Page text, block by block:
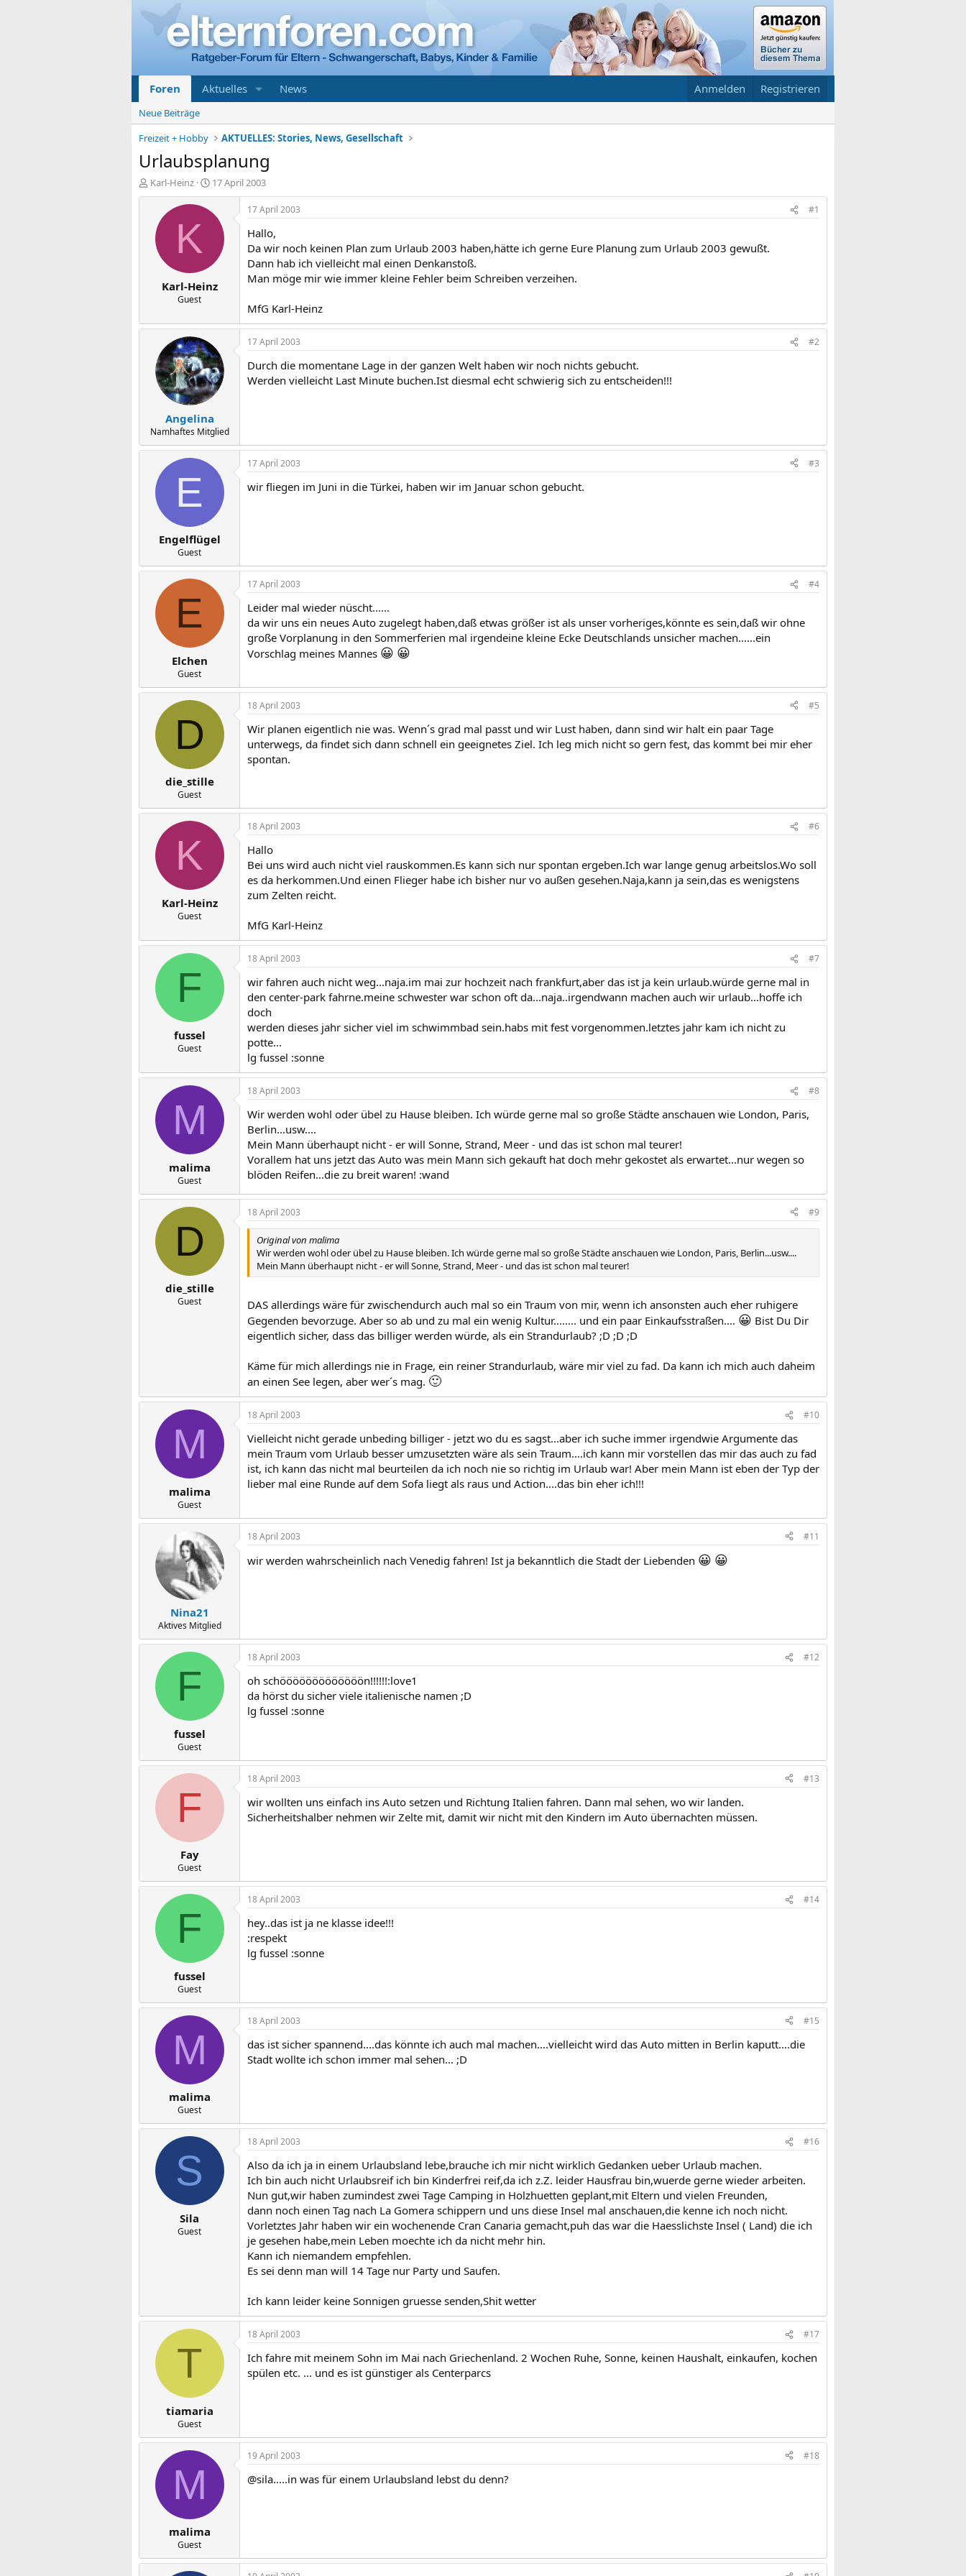
Foren Aktuelles News Anmelden Registrieren
Neue Beiträge
Freizeit + Hobby
AKTUELLES: Stories, News, Gesellschaft
Urlaubsplanung
E
r
Karl-Heinz
E
r
a
17 April 2003
K
Karl-Heinz
Guest
17 April 2003 #1
Hallo,
Da wir noch keinen Plan zum Urlaub 2003 haben,hätte ich gerne Eure Planung zum Urlaub 2003 gewußt.
Dann hab ich vielleicht mal einen Denkanstoß.
Man möge mir wie immer kleine Fehler beim Schreiben verzeihen.
MfG Karl-Heinz
Angelina
Namhaftes Mitglied
17 April 2003 #2
Durch die momentane Lage in der ganzen Welt haben wir noch nichts gebucht.
Werden vielleicht Last Minute buchen.Ist diesmal echt schwierig sich zu entscheiden!!!
E
Engelflügel
Guest
17 April 2003 #3
wir fliegen im Juni in die Türkei, haben wir im Januar schon gebucht.
E
Elchen
Guest
17 April 2003 #4
Leider mal wieder nüscht......
da wir uns ein neues Auto zugelegt haben,daß etwas größer ist als unser vorheriges,könnte es sein,daß wir ohne
große Vorplanung in den Sommerferien mal irgendeine kleine Ecke Deutschlands unsicher machen......ein
Vorschlag meines Mannes 😀 😀
D
die_stille
Guest
18 April 2003 #5
Wir planen eigentlich nie was. Wenn´s grad mal passt und wir Lust haben, dann sind wir halt ein paar Tage
unterwegs, da findet sich dann schnell ein geeignetes Ziel. Ich leg mich nicht so gern fest, das kommt bei mir eher
spontan.
K
Karl-Heinz
Guest
18 April 2003 #6
Hallo
Bei uns wird auch nicht viel rauskommen.Es kann sich nur spontan ergeben.Ich war lange genug arbeitslos.Wo soll
es da herkommen.Und einen Flieger habe ich bisher nur vo außen gesehen.Naja,kann ja sein,das es wenigstens
zum Zelten reicht.
MfG Karl-Heinz
F
fussel
Guest
18 April 2003 #7
wir fahren auch nicht weg...naja.im mai zur hochzeit nach frankfurt,aber das ist ja kein urlaub.würde gerne mal in
den center-park fahrne.meine schwester war schon oft da...naja..irgendwann machen auch wir urlaub...hoffe ich
doch
werden dieses jahr sicher viel im schwimmbad sein.habs mit fest vorgenommen.letztes jahr kam ich nicht zu
potte...
lg fussel :sonne
M
malima
Guest
18 April 2003 #8
Wir werden wohl oder übel zu Hause bleiben. Ich würde gerne mal so große Städte anschauen wie London, Paris,
Berlin...usw....
Mein Mann überhaupt nicht - er will Sonne, Strand, Meer - und das ist schon mal teurer!
Vorallem hat uns jetzt das Auto was mein Mann sich gekauft hat doch mehr gekostet als erwartet...nur wegen so
blöden Reifen...die zu breit waren! :wand
D
die_stille
Guest
18 April 2003 #9
Original von malima
Wir werden wohl oder übel zu Hause bleiben. Ich würde gerne mal so große Städte anschauen wie London, Paris, Berlin...usw....
Mein Mann überhaupt nicht - er will Sonne, Strand, Meer - und das ist schon mal teurer!
DAS allerdings wäre für zwischendurch auch mal so ein Traum von mir, wenn ich ansonsten auch eher ruhigere
Gegenden bevorzuge. Aber so ab und zu mal ein wenig Kultur........ und ein paar Einkaufsstraßen.... 😀 Bist Du Dir
eigentlich sicher, dass das billiger werden würde, als ein Strandurlaub? ;D ;D ;D
Käme für mich allerdings nie in Frage, ein reiner Strandurlaub, wäre mir viel zu fad. Da kann ich mich auch daheim
an einen See legen, aber wer´s mag. 🙂
M
malima
Guest
18 April 2003 #10
Vielleicht nicht gerade unbeding billiger - jetzt wo du es sagst...aber ich suche immer irgendwie Argumente das
mein Traum vom Urlaub besser umzusetzten wäre als sein Traum....ich kann mir vorstellen das mir das auch zu fad
ist, ich kann das nicht mal beurteilen da ich noch nie so richtig im Urlaub war! Aber mein Mann ist eben der Typ der
lieber mal eine Runde auf dem Sofa liegt als raus und Action....das bin eher ich!!!
Nina21
Aktives Mitglied
18 April 2003 #11
wir werden wahrscheinlich nach Venedig fahren! Ist ja bekanntlich die Stadt der Liebenden 😀 😀
F
fussel
Guest
18 April 2003 #12
oh schööööööööööööön!!!!!!:love1
da hörst du sicher viele italienische namen ;D
lg fussel :sonne
F
Fay
Guest
18 April 2003 #13
wir wollten uns einfach ins Auto setzen und Richtung Italien fahren. Dann mal sehen, wo wir landen.
Sicherheitshalber nehmen wir Zelte mit, damit wir nicht mit den Kindern im Auto übernachten müssen.
F
fussel
Guest
18 April 2003 #14
hey..das ist ja ne klasse idee!!!
:respekt
lg fussel :sonne
M
malima
Guest
18 April 2003 #15
das ist sicher spannend....das könnte ich auch mal machen....vielleicht wird das Auto mitten in Berlin kaputt....die
Stadt wollte ich schon immer mal sehen... ;D
S
Sila
Guest
18 April 2003 #16
Also da ich ja in einem Urlaubsland lebe,brauche ich mir nicht wirklich Gedanken ueber Urlaub machen.
Ich bin auch nicht Urlaubsreif ich bin Kinderfrei reif,da ich z.Z. leider Hausfrau bin,wuerde gerne wieder arbeiten.
Nun gut,wir haben zumindest zwei Tage Camping in Holzhuetten geplant,mit Eltern und vielen Freunden,
dann noch einen Tag nach La Gomera schippern und uns diese Insel mal anschauen,die kenne ich noch nicht.
Vorletztes Jahr haben wir ein wochenende Cran Canaria gemacht,puh das war die Haesslichste Insel ( Land) die ich
je gesehen habe,mein Leben moechte ich da nicht mehr hin.
Kann ich niemandem empfehlen.
Es sei denn man will 14 Tage nur Party und Saufen.
Ich kann leider keine Sonnigen gruesse senden,Shit wetter
T
tiamaria
Guest
18 April 2003 #17
Ich fahre mit meinem Sohn im Mai nach Griechenland. 2 Wochen Ruhe, Sonne, keinen Haushalt, einkaufen, kochen
spülen etc. ... und es ist günstiger als Centerparcs
M
malima
Guest
19 April 2003 #18
@sila.....in was für einem Urlaubsland lebst du denn?